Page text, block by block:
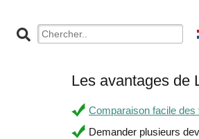
Les avantages de
Comparaison facile
Demander plusieurs